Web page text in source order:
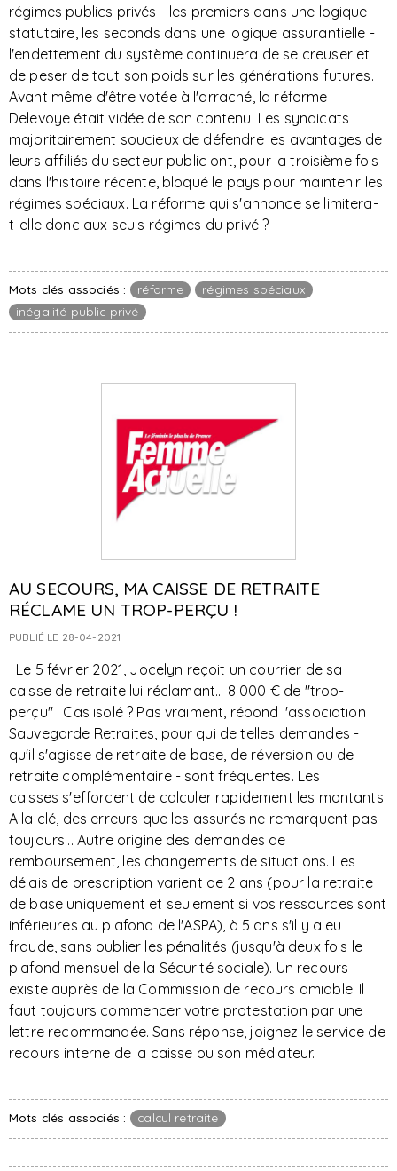
régimes publics privés - les premiers dans une logique
statutaire, les seconds dans une logique assurantielle -
l'endettement du système continuera de se creuser et
de peser de tout son poids sur les générations futures.
Avant même d'être votée à l'arraché, la réforme
Delevoye était vidée de son contenu. Les syndicats
majoritairement soucieux de défendre les avantages de
leurs affiliés du secteur public ont, pour la troisième fois
dans l'histoire récente, bloqué le pays pour maintenir les
régimes spéciaux. La réforme qui s'annonce se limitera-
t-elle donc aux seuls régimes du privé ?
Mots clés associés : réforme
régimes spéciaux
inégalité public privé
AU SECOURS, MA CAISSE DE RETRAITE
RÉCLAME UN TROP-PERÇU !
PUBLIÉ LE 28-04-2021
Le 5 février 2021, Jocelyn reçoit un courrier de sa
caisse de retraite lui réclamant... 8 000 € de "trop-
perçu" ! Cas isolé ? Pas vraiment, répond l'association
Sauvegarde Retraites, pour qui de telles demandes -
qu'il s'agisse de retraite de base, de réversion ou de
retraite complémentaire - sont fréquentes. Les
caisses s'efforcent de calculer rapidement les montants.
A la clé, des erreurs que les assurés ne remarquent pas
toujours... Autre origine des demandes de
remboursement, les changements de situations. Les
délais de prescription varient de 2 ans (pour la retraite
de base uniquement et seulement si vos ressources sont
inférieures au plafond de l'ASPA), à 5 ans s'il y a eu
fraude, sans oublier les pénalités (jusqu'à deux fois le
plafond mensuel de la Sécurité sociale). Un recours
existe auprès de la Commission de recours amiable. Il
faut toujours commencer votre protestation par une
lettre recommandée. Sans réponse, joignez le service de
recours interne de la caisse ou son médiateur.
Mots clés associés : calcul retraite